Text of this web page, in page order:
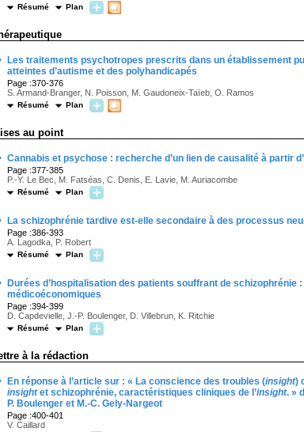
Résumé Plan
Les traitements psychotropes prescrits dans un établissement
atteintes d’autisme et des polyhandicapés
Page :370-376
S. Armand-Branger, N. Poisson, M. Gaudoneix-Taïeb, O. Ramos
Résumé Plan
au point
Cannabis et psychose : recherche d’un lien de causalité à partir
Page :377-385
P.-Y. Le Bec, M. Fatséas, C. Denis, E. Lavie, M. Auriacombe
Résumé Plan
La schizophrénie tardive est-elle secondaire à des processus
Page :386-393
A. Lagodka, P. Robert
Résumé Plan
Durées d’hospitalisation des patients souffrant de
médicoéconomiques
Page :394-399
D. Capdevielle, J.-P. Boulenger, D. Villebrun, K. Ritchie
Résumé Plan
à la rédaction
En réponse à l’article sur : « La conscience des troubles (insight)
insightet schizophrénie, caractéristiques cliniques de l’insight. »
P. Boulenger et M.-C. Gely-Nargeot
Page :400-401
V. Caillard